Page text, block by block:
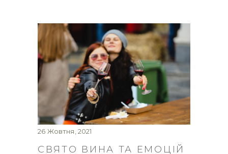
26 Жовтня, 2021
СВЯТО ВИНА ТА ЕМОЦІЙ